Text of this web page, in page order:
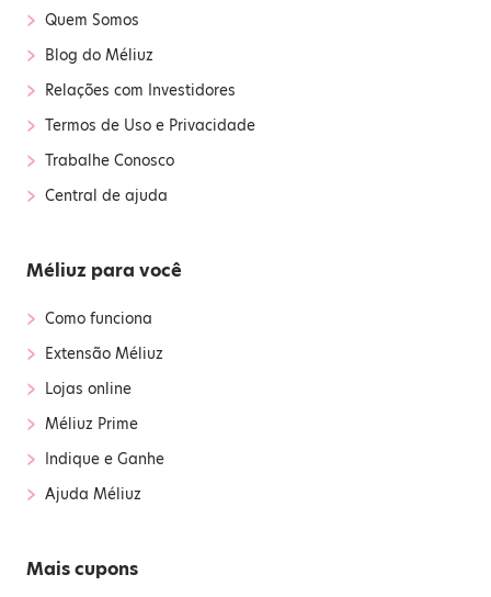
› Quem Somos
› Blog do Méliuz
› Relações com Investidores
› Termos de Uso e Privacidade
› Trabalhe Conosco
› Central de ajuda
Méliuz para você
› Como funciona
› Extensão Méliuz
› Lojas online
› Méliuz Prime
› Indique e Ganhe
› Ajuda Méliuz
Mais cupons